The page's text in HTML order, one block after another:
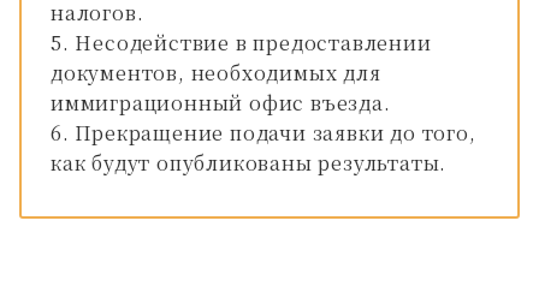
налогов.
Несодействие в предоставлении
документов, необходимых для
иммиграционный офис въезда.
Прекращение подачи заявки до того,
как будут опубликованы результаты.